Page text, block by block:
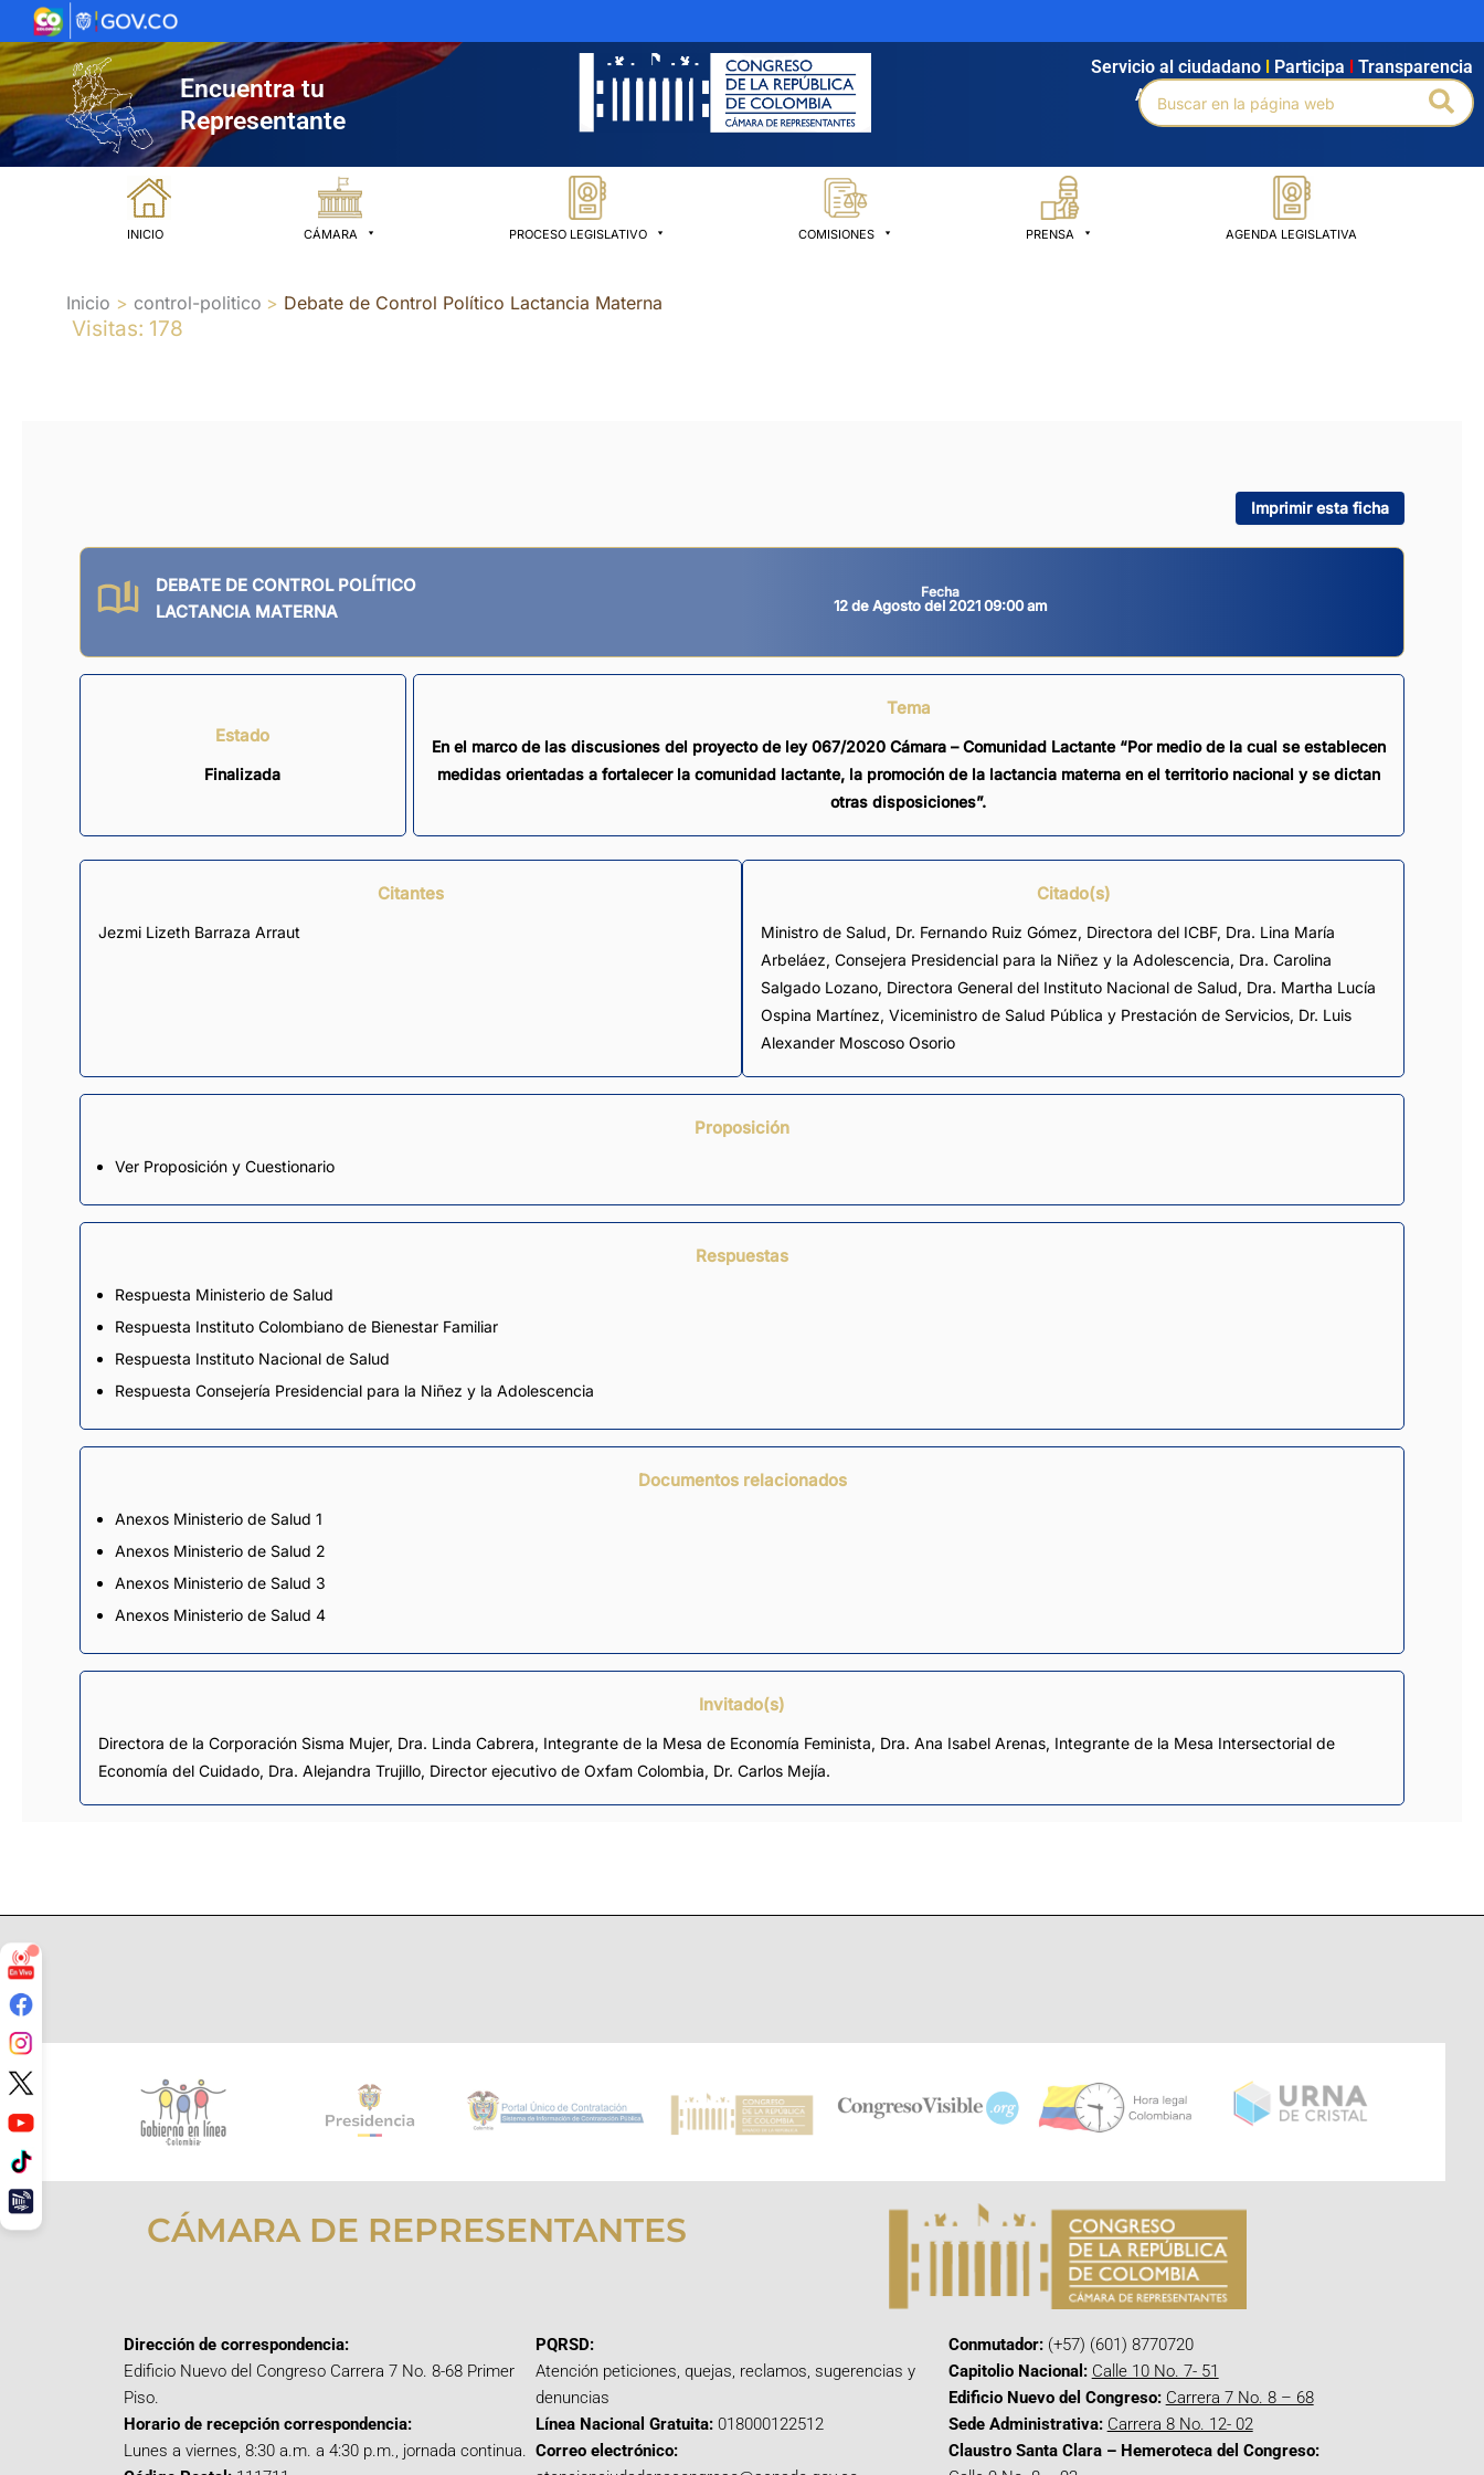
al
contenido
Encuentra tu
Representante
Agendamiento Intranet Búsqueda avanzada
Servicio al ciudadano Participa Transparencia
Buscar
por:
INICIO CÁMARA PROCESO LEGISLATIVO COMISIONES PRENSA AGENDA LEGISLATIVA
Inicio control-politico Debate de Control Político Lactancia Materna
Visitas: 178
Imprimir esta ficha
DEBATE DE CONTROL POLÍTICO
LACTANCIA MATERNA
Fecha
12 de Agosto del 2021 09:00 am
Estado
Finalizada
Tema
En el marco de las discusiones del proyecto de ley 067/2020 Cámara – Comunidad Lactante “Por medio de la cual se establecen
medidas orientadas a fortalecer la comunidad lactante, la promoción de la lactancia materna en el territorio nacional y se dictan
otras disposiciones”.
Citantes
Jezmi Lizeth Barraza Arraut
Citado(s)
Ministro de Salud, Dr. Fernando Ruiz Gómez, Directora del ICBF, Dra. Lina María
Arbeláez, Consejera Presidencial para la Niñez y la Adolescencia, Dra. Carolina
Salgado Lozano, Directora General del Instituto Nacional de Salud, Dra. Martha Lucía
Ospina Martínez, Viceministro de Salud Pública y Prestación de Servicios, Dr. Luis
Alexander Moscoso Osorio
Proposición
Ver Proposición y Cuestionario
Respuestas
Respuesta Ministerio de Salud
Respuesta Instituto Colombiano de Bienestar Familiar
Respuesta Instituto Nacional de Salud
Respuesta Consejería Presidencial para la Niñez y la Adolescencia
Documentos relacionados
Anexos Ministerio de Salud 1
Anexos Ministerio de Salud 2
Anexos Ministerio de Salud 3
Anexos Ministerio de Salud 4
Invitado(s)
Directora de la Corporación Sisma Mujer, Dra. Linda Cabrera, Integrante de la Mesa de Economía Feminista, Dra. Ana Isabel Arenas, Integrante de la Mesa Intersectorial de
Economía del Cuidado, Dra. Alejandra Trujillo, Director ejecutivo de Oxfam Colombia, Dr. Carlos Mejía.
CÁMARA DE REPRESENTANTES
Dirección de correspondencia:
Edificio Nuevo del Congreso Carrera 7 No. 8-68 Primer
Piso.
Horario de recepción correspondencia:
Lunes a viernes, 8:30 a.m. a 4:30 p.m., jornada continua.
PQRSD:
Atención peticiones, quejas, reclamos, sugerencias y
denuncias
Línea Nacional Gratuita: 018000122512
Correo electrónico:
Conmutador:(+57) (601) 8770720
Capitolio Nacional: Calle 10 No. 7- 51
Edificio Nuevo del Congreso: Carrera 7 No. 8 – 68
Sede Administrativa: Carrera 8 No. 12- 02
Claustro Santa Clara – Hemeroteca del Congreso: